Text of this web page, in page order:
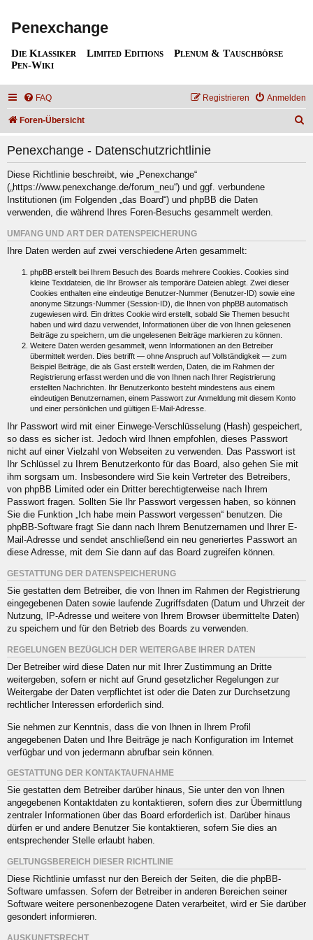
Penexchange
Die Klassiker Limited Editions
Plenum & Tauschbörse
Pen-Wiki
FAQ Anmelden
Registrieren
Foren-Übersicht
Penexchange - Datenschutzrichtlinie
Diese Richtlinie beschreibt, wie „Penexchange“
(„https://www.penexchange.de/forum_neu“) und ggf. verbundene
Institutionen (im Folgenden „das Board“) und phpBB die Daten
verwenden, die während Ihres Foren-Besuchs gesammelt werden.
UMFANG UND ART DER DATENSPEICHERUNG
Ihre Daten werden auf zwei verschiedene Arten gesammelt:
phpBB erstellt bei Ihrem Besuch des Boards mehrere Cookies. Cookies sind
kleine Textdateien, die Ihr Browser als temporäre Dateien ablegt. Zwei dieser
Cookies enthalten eine eindeutige Benutzer-Nummer (Benutzer-ID) sowie eine
anonyme Sitzungs-Nummer (Session-ID), die Ihnen von phpBB automatisch
zugewiesen wird. Ein drittes Cookie wird erstellt, sobald Sie Themen besucht
haben und wird dazu verwendet, Informationen über die von Ihnen gelesenen
Beiträge zu speichern, um die ungelesenen Beiträge markieren zu können.
Weitere Daten werden gesammelt, wenn Informationen an den Betreiber
übermittelt werden. Dies betrifft — ohne Anspruch auf Vollständigkeit — zum
Beispiel Beiträge, die als Gast erstellt werden, Daten, die im Rahmen der
Registrierung erfasst werden und die von Ihnen nach Ihrer Registrierung
erstellten Nachrichten. Ihr Benutzerkonto besteht mindestens aus einem
eindeutigen Benutzernamen, einem Passwort zur Anmeldung mit diesem Konto
und einer persönlichen und gültigen E-Mail-Adresse.
Ihr Passwort wird mit einer Einwege-Verschlüsselung (Hash) gespeichert,
so dass es sicher ist. Jedoch wird Ihnen empfohlen, dieses Passwort
nicht auf einer Vielzahl von Webseiten zu verwenden. Das Passwort ist
Ihr Schlüssel zu Ihrem Benutzerkonto für das Board, also gehen Sie mit
ihm sorgsam um. Insbesondere wird Sie kein Vertreter des Betreibers,
von phpBB Limited oder ein Dritter berechtigterweise nach Ihrem
Passwort fragen. Sollten Sie Ihr Passwort vergessen haben, so können
Sie die Funktion „Ich habe mein Passwort vergessen“ benutzen. Die
phpBB-Software fragt Sie dann nach Ihrem Benutzernamen und Ihrer E-
Mail-Adresse und sendet anschließend ein neu generiertes Passwort an
diese Adresse, mit dem Sie dann auf das Board zugreifen können.
GESTATTUNG DER DATENSPEICHERUNG
Sie gestatten dem Betreiber, die von Ihnen im Rahmen der Registrierung
eingegebenen Daten sowie laufende Zugriffsdaten (Datum und Uhrzeit der
Nutzung, IP-Adresse und weitere von Ihrem Browser übermittelte Daten)
zu speichern und für den Betrieb des Boards zu verwenden.
REGELUNGEN BEZÜGLICH DER WEITERGABE IHRER DATEN
Der Betreiber wird diese Daten nur mit Ihrer Zustimmung an Dritte
weitergeben, sofern er nicht auf Grund gesetzlicher Regelungen zur
Weitergabe der Daten verpflichtet ist oder die Daten zur Durchsetzung
rechtlicher Interessen erforderlich sind.
Sie nehmen zur Kenntnis, dass die von Ihnen in Ihrem Profil
angegebenen Daten und Ihre Beiträge je nach Konfiguration im Internet
verfügbar und von jedermann abrufbar sein können.
GESTATTUNG DER KONTAKTAUFNAHME
Sie gestatten dem Betreiber darüber hinaus, Sie unter den von Ihnen
angegebenen Kontaktdaten zu kontaktieren, sofern dies zur Übermittlung
zentraler Informationen über das Board erforderlich ist. Darüber hinaus
dürfen er und andere Benutzer Sie kontaktieren, sofern Sie dies an
entsprechender Stelle erlaubt haben.
GELTUNGSBEREICH DIESER RICHTLINIE
Diese Richtlinie umfasst nur den Bereich der Seiten, die die phpBB-
Software umfassen. Sofern der Betreiber in anderen Bereichen seiner
Software weitere personenbezogene Daten verarbeitet, wird er Sie darüber
gesondert informieren.
AUSKUNFTSRECHT